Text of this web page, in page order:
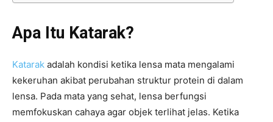
Apa Itu Katarak?
Katarak adalah kondisi ketika lensa mata mengalami
kekeruhan akibat perubahan struktur protein di dalam
lensa. Pada mata yang sehat, lensa berfungsi
memfokuskan cahaya agar objek terlihat jelas. Ketika